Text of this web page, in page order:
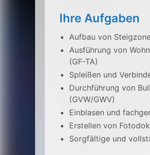
Ihre Aufgaben
Aufbau von
Ausführung von
(GF-TA)
Spleißen und
Durchführung von
(GVW/GWV)
Einblasen und
Erstellen von
Sorgfältige und